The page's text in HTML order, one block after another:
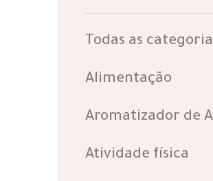
Todas as
Alimentação
Aromatizador de
Atividade física